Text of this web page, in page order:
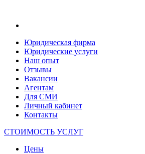
Юридическая фирма
Юридические услуги
Наш опыт
Отзывы
Вакансии
Агентам
Для СМИ
Личный кабинет
Контакты
СТОИМОСТЬ УСЛУГ
Цены